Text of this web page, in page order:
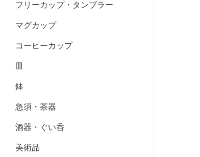
フリーカップ・タンブラー
マグカップ
コーヒーカップ
皿
鉢
急須・茶器
酒器・ぐい呑
美術品